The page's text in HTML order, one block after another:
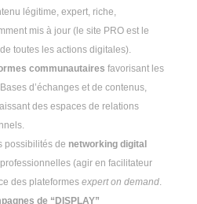
légitime, expert, riche,
mis à jour (le site PRO est le
toutes les actions digitales).
communautaires favorisant les
d’échanges et de contenus,
des espaces de relations
possibilités de networking digital
(agir en facilitateur
des plateformes expert on demand.
de “DISPLAY”